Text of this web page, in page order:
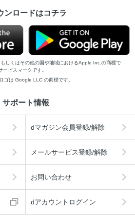
ンロードはコチラ
しくはその他の国や地域におけるApple Inc.の商標で
ビスマークです。
は Google LLC の商標です。
サポート情報
dマガジン会員登録/解除
メールサービス登録/解除
お問い合わせ
dアカウントログイン